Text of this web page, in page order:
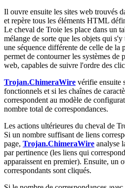
Il ouvre ensuite les sites web trouvés
et repère tous les éléments HTML
Le cheval de Troie les place dans un
mélange de sorte que les objets qui
une séquence différente de celle de la
permet de contourner les systèmes de
web, capables de suivre l'ordre des
Trojan.ChimeraWire vérifie ensuite
fonctionnels et si les chaînes de
correspondent au modèle de
nombre total de correspondances.
Les actions ultérieures du cheval de
Si un nombre suffisant de liens
page, Trojan.ChimeraWire analyse
par pertinence (les liens qui
apparaissent en premier). Ensuite, un
correspondants sont cliqués.